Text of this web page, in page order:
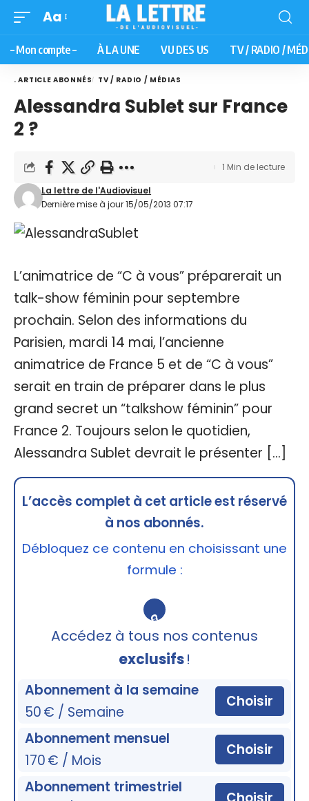
Aa
– Mon compte – À LA UNE VU DES US TV / RADIO /
. ARTICLE ABONNÉS TV / RADIO / MÉDIAS
Alessandra Sublet sur France
2 ?
Dernière mise à jour 15/05/2013 07:17
La lettre de l'Audiovisuel
1 Min de lecture
L’animatrice de “C à vous” préparerait un
talk-show féminin pour septembre
prochain. Selon des informations du
Parisien, mardi 14 mai, l’ancienne
animatrice de France 5 et de “C à vous”
serait en train de préparer dans le plus
grand secret un “talkshow féminin” pour
France 2. Toujours selon le quotidien,
Alessandra Sublet devrait le présenter […]
L’accès complet à cet article est réservé
à nos abonnés.
Débloquez ce contenu en choisissant une
formule :
🔒
Accédez à tous nos contenus
exclusifs!
Abonnement à la semaine
50 € / Semaine
Choisir
Abonnement mensuel
170 € / Mois
Choisir
Abonnement trimestriel